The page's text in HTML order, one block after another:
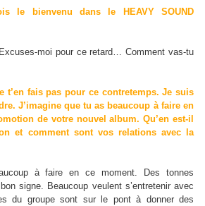
le bienvenu dans le HEAVY SOUND
moi pour ce retard… Comment vas-tu
t’en fais pas pour ce contretemps. Je suis
J’imagine que tu as beaucoup à faire en
de votre nouvel album. Qu’en est-il
et comment sont vos relations avec la
à faire en ce moment. Des tonnes
signe. Beaucoup veulent s’entretenir avec
du groupe sont sur le pont à donner des